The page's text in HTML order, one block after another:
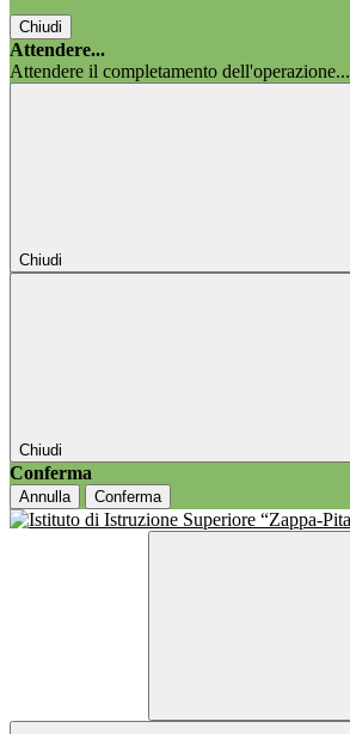
Chiudi
Attendere...
Attendere il completamento dell'operazione...
Chiudi
Chiudi
Conferma
Annulla Conferma